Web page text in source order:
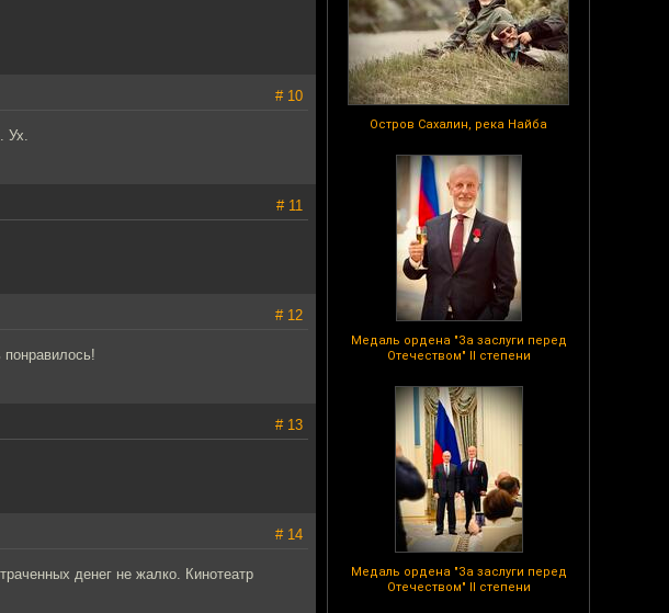
Остров Сахалин, река Найба
Медаль ордена "За заслуги перед
Отечеством" II степени
Медаль ордена "За заслуги перед
Отечеством" II степени
# 10
Ух.
# 11
# 12
# 13
# 14
денег не жалко. Кинотеатр